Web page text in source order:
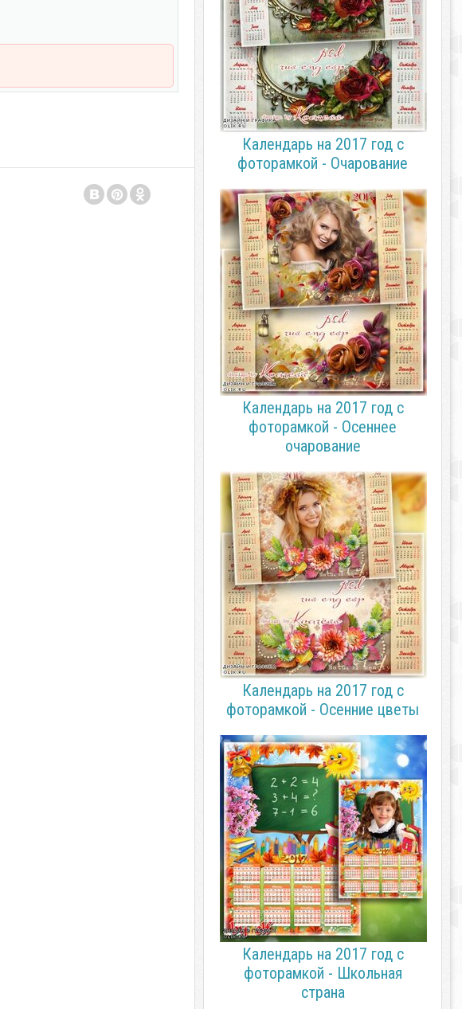
Календарь на 2017 год с
фоторамкой - Очарование
Календарь на 2017 год с
фоторамкой - Осеннее
очарование
Календарь на 2017 год с
фоторамкой - Осенние цветы
Календарь на 2017 год с
фоторамкой - Школьная
страна